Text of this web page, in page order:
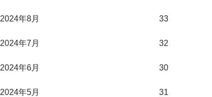
2024年8月 33
2024年7月 32
2024年6月 30
2024年5月 31